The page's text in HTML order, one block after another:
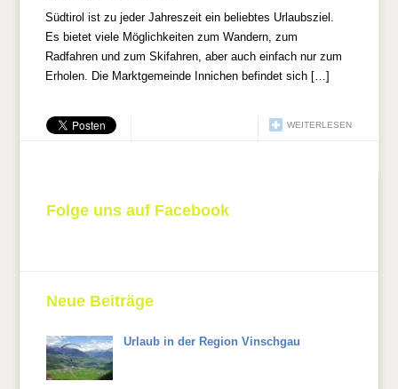
Südtirol ist zu jeder Jahreszeit ein beliebtes Urlaubsziel.
Es bietet viele Möglichkeiten zum Wandern, zum
Radfahren und zum Skifahren, aber auch einfach nur zum
Erholen. Die Marktgemeinde Innichen befindet sich […]
WEITERLESEN
Folge uns auf Facebook
Neue Beiträge
Urlaub in der Region Vinschgau